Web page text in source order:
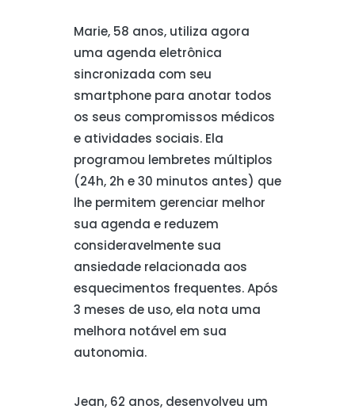
Marie, 58 anos, utiliza agora
uma agenda eletrônica
sincronizada com seu
smartphone para anotar todos
os seus compromissos médicos
e atividades sociais. Ela
programou lembretes múltiplos
(24h, 2h e 30 minutos antes) que
lhe permitem gerenciar melhor
sua agenda e reduzem
consideravelmente sua
ansiedade relacionada aos
esquecimentos frequentes. Após
3 meses de uso, ela nota uma
melhora notável em sua
autonomia.
Jean, 62 anos, desenvolveu um